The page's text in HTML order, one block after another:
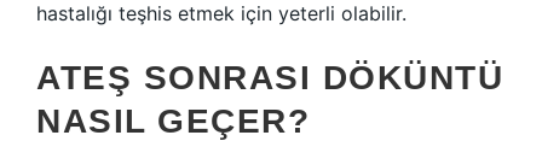
hastalığı teşhis etmek için yeterli olabilir.
ATEŞ SONRASI DÖKÜNTÜ
NASIL GEÇER?